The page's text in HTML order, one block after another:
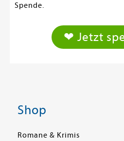
Spende.
❤ Jetzt
Shop
Romane & Krimis